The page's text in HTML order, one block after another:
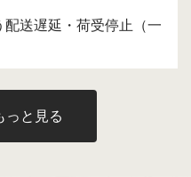
送遅延・荷受停止（一
っと見る